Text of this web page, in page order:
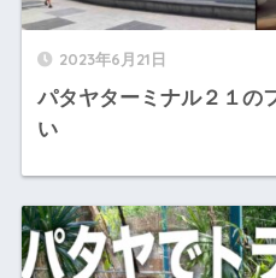
2023年6月21日
パタヤターミナル２１の
い